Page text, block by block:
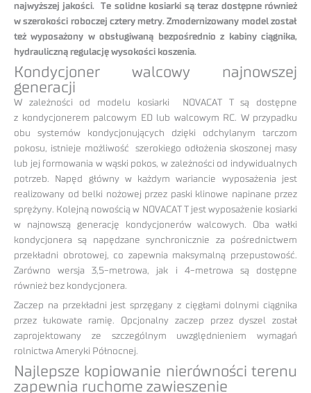
najwyższej jakości. Te solidne kosiarki są teraz dostępne również
w szerokości roboczej cztery metry. Zmodernizowany model został
też wyposażony w obsługiwaną bezpośrednio z kabiny ciągnika,
hydrauliczną regulację wysokości koszenia.
Kondycjoner walcowy najnowszej
generacji
W zależności od modelu kosiarki NOVACAT T są dostępne
z kondycjonerem palcowym ED lub walcowym RC. W przypadku
obu systemów kondycjonujących dzięki odchylanym tarczom
pokosu, istnieje możliwość szerokiego odłożenia skoszonej masy
lub jej formowania w wąski pokos, w zależności od indywidualnych
potrzeb. Napęd główny w każdym wariancie wyposażenia jest
realizowany od belki nożowej przez paski klinowe napinane przez
sprężyny. Kolejną nowością w NOVACAT T jest wyposażenie kosiarki
w najnowszą generację kondycjonerów walcowych. Oba wałki
kondycjonera są napędzane synchronicznie za pośrednictwem
przekładni obrotowej, co zapewnia maksymalną przepustowość.
Zarówno wersja 3,5-metrowa, jak i 4-metrowa są dostępne
również bez kondycjonera.
Zaczep na przekładni jest sprzęgany z cięgłami dolnymi ciągnika
przez łukowate ramię. Opcjonalny zaczep przez dyszel został
zaprojektowany ze szczególnym uwzględnieniem wymagań
rolnictwa Ameryki Północnej.
Najlepsze kopiowanie nierówności terenu
zapewnia ruchome zawieszenie